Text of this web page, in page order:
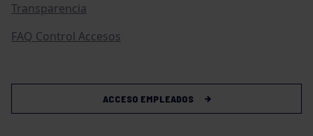
Transparencia
FAQ Control Accesos
ACCESO EMPLEADOS